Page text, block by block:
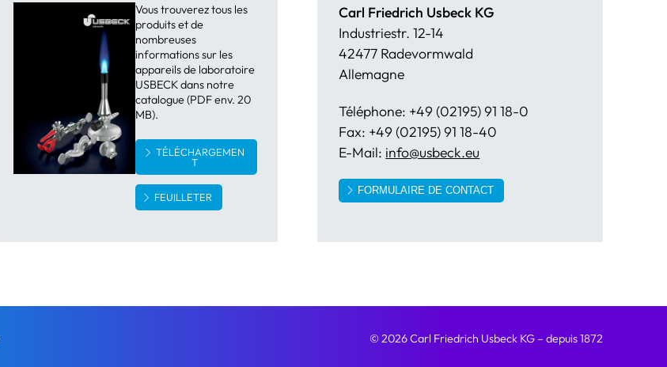
Vous trouverez tous les
produits et de
nombreuses
informations sur les
appareils de laboratoire
USBECK dans notre
catalogue (PDF env. 20
MB).
TÉLÉCHARGEMEN
T
FEUILLETER
Carl Friedrich Usbeck KG
Industriestr. 12-14
42477 Radevormwald
Allemagne
Téléphone: +49 (02195) 91 18-0
Fax: +49 (02195) 91 18-40
E-Mail: info@usbeck.eu
FORMULAIRE DE CONTACT
© 2026 Carl Friedrich Usbeck KG – depuis 1872